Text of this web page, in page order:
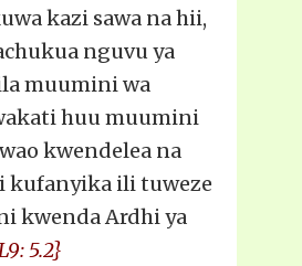
kazi sawa na hii,
nguvu ya
muumini wa
huu muumini
kwendelea na
kufanyika ili tuweze
kwenda Ardhi ya
5.2}